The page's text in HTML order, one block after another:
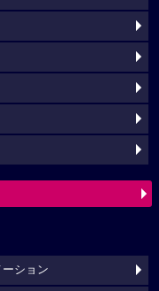
ーション